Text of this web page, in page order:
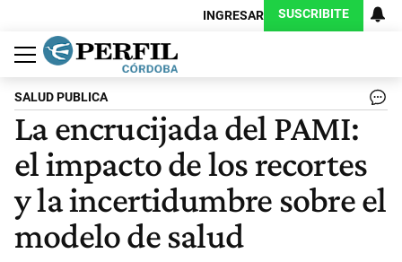
INGRESAR SUSCRIBITE
Política
Economía
Judiciales
Sociedad
Cultura
Espectáculos
Deportes
Protagonistas
SALUD PUBLICA
La encrucijada del PAMI:
el impacto de los recortes
y la incertidumbre sobre el
modelo de salud